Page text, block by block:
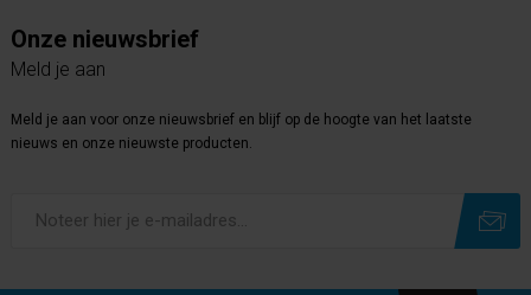
Onze nieuwsbrief
Meld je aan
Meld je aan voor onze nieuwsbrief en blijf op de hoogte van het laatste
nieuws en onze nieuwste producten.